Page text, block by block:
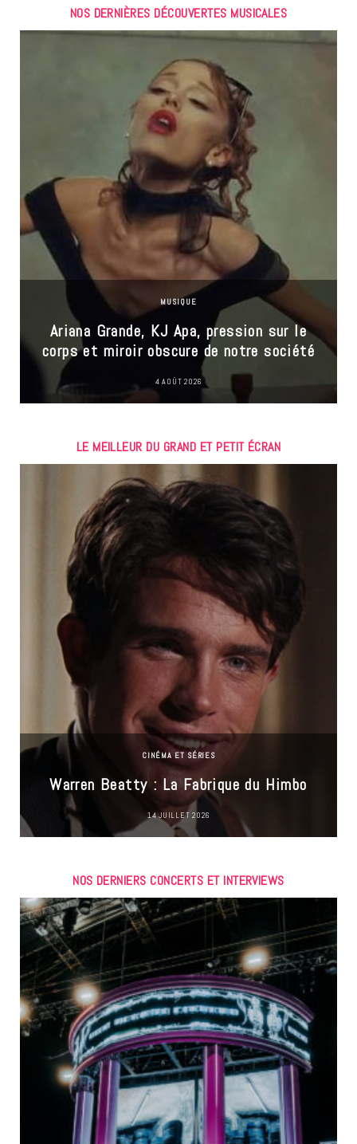
NOS DERNIÈRES DÉCOUVERTES MUSICALES
MUSIQUE
Ariana Grande, KJ Apa, pression sur le
corps et miroir obscure de notre société
4 AOÛT 2026
LE MEILLEUR DU GRAND ET PETIT ÉCRAN
CINÉMA ET SÉRIES
Warren Beatty : La Fabrique du Himbo
14 JUILLET 2026
NOS DERNIERS CONCERTS ET INTERVIEWS